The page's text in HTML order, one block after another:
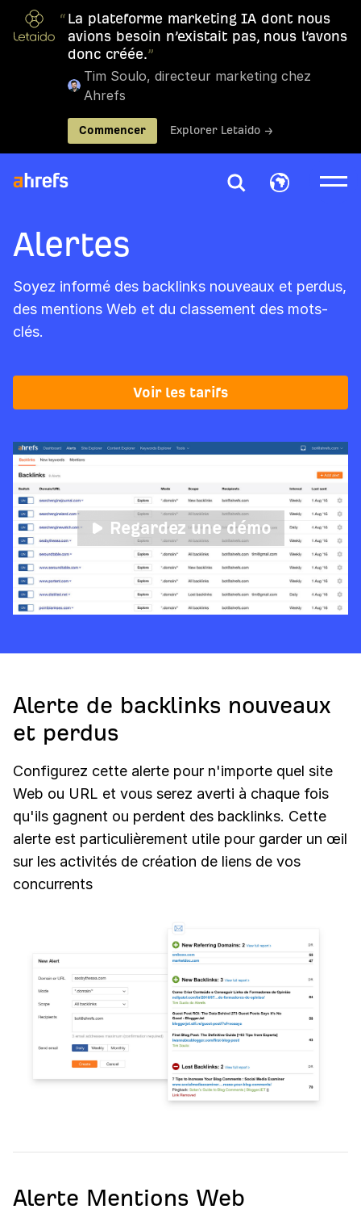
“ La plateforme marketing IA dont nous
avions besoin n’existait pas, nous l’avons
donc créée.”
Tim Soulo, directeur marketing chez
Ahrefs
Commencer Explorer Letaido →
Alertes
Soyez informé des backlinks nouveaux et perdus,
des mentions Web et du classement des mots-
clés.
Voir les tarifs
Regardez une démo
Alerte de backlinks nouveaux
et perdus
Configurez cette alerte pour n'importe quel site
Web ou URL et vous serez averti à chaque fois
qu'ils gagnent ou perdent des backlinks. Cette
alerte est particulièrement utile pour garder un œil
sur les activités de création de liens de vos
concurrents
Alerte Mentions Web